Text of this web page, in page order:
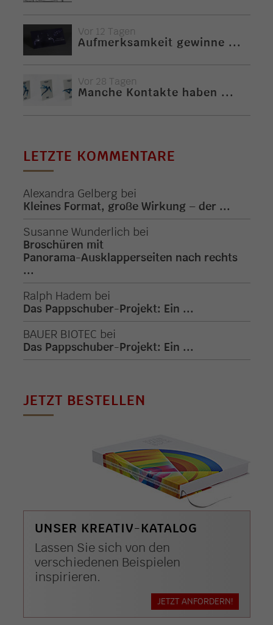
Vor 12 Tagen
Aufmerksamkeit gewinne ...
Vor 28 Tagen
Manche Kontakte haben ...
LETZTE KOMMENTARE
Alexandra Gelberg bei
Kleines Format, große Wirkung – der ...
Susanne Wunderlich bei
Broschüren mit
Panorama-Ausklapperseiten nach rechts
...
Ralph Hadem bei
Das Pappschuber-Projekt: Ein ...
BAUER BIOTEC bei
Das Pappschuber-Projekt: Ein ...
JETZT BESTELLEN
UNSER KREATIV-KATALOG
Lassen Sie sich von den
verschiedenen Beispielen
inspirieren.
JETZT ANFORDERN!